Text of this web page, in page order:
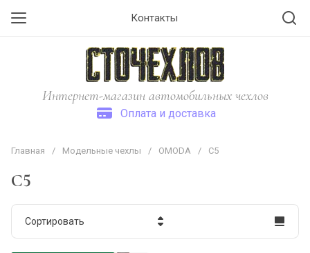
Контакты
Интернет-магазин автомобильных чехлов
Оплата и доставка
Главная / Модельные чехлы / OMODA / С5
С5
Сортировать